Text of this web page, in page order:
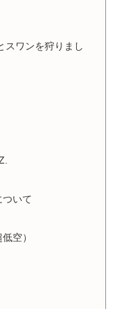
スワンを狩りまし
いて
空）